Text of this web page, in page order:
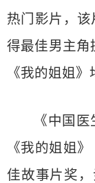
热门影片，
得最佳男主角
《我的姐姐》
《中国
《我的姐姐
佳故事片奖